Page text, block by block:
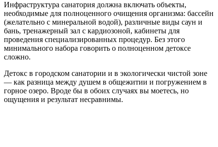
Инфраструктура санатория должна включать объекты,
необходимые для полноценного очищения организма: бассейн
(желательно с минеральной водой), различные виды саун и
бань, тренажерный зал с кардиозоной, кабинеты для
проведения специализированных процедур. Без этого
минимального набора говорить о полноценном детоксе
сложно.
Детокс в городском санатории и в экологически чистой зоне
— как разница между душем в общежитии и погружением в
горное озеро. Вроде бы в обоих случаях вы моетесь, но
ощущения и результат несравнимы.